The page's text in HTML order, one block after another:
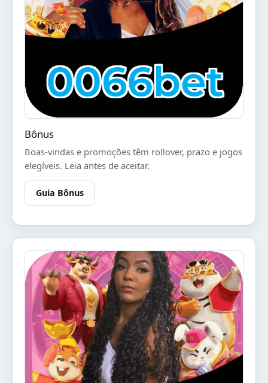
Bônus
Boas-vindas e promoções têm rollover, prazo e jogos
elegíveis. Leia antes de aceitar.
Guia Bônus